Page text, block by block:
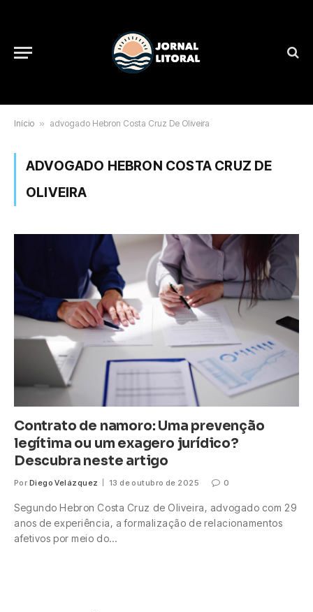
Início » advogado Hebron Costa Cruz De Oliveira
ADVOGADO HEBRON COSTA CRUZ DE
OLIVEIRA
Contrato de namoro: Uma prevenção
legítima ou um exagero jurídico?
Descubra neste artigo
Por Diego Velázquez 13 de outubro de 2025 0
Segundo Hebron Costa Cruz de Oliveira, advogado com 29
anos de experiência, a formalização de relacionamentos
afetivos por meio do…